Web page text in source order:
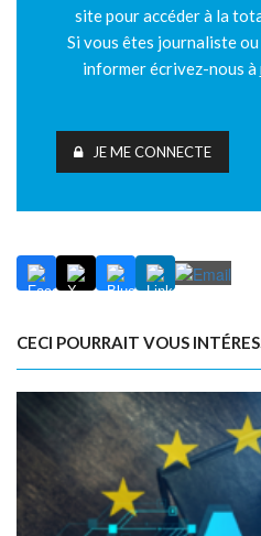
site pour accéder à la
Si vous êtes journaliste
informer écrivez-nous à
JE ME CONNECTE
CECI POURRAIT VOUS